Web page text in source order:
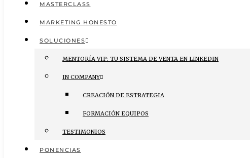
MASTERCLASS
MARKETING HONESTO
SOLUCIONES
MENTORÍA VIP: TU SISTEMA DE VENTA EN LINKEDIN
IN COMPANY
CREACIÓN DE ESTRATEGIA
FORMACIÓN EQUIPOS
TESTIMONIOS
PONENCIAS